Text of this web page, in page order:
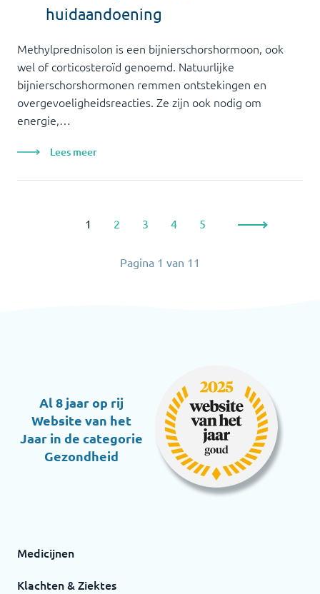
huidaandoening
Methylprednisolon is een bijnierschorshormoon, ook
wel of corticosteroïd genoemd. Natuurlijke
bijnierschorshormonen remmen ontstekingen en
overgevoeligheidsreacties. Ze zijn ook nodig om
energie,…
Lees meer
1 2 3 4 5
Pagina 1 van 11
Al 8 jaar op rij
Website van het
Jaar in de categorie
Gezondheid
Medicijnen
Klachten & Ziektes